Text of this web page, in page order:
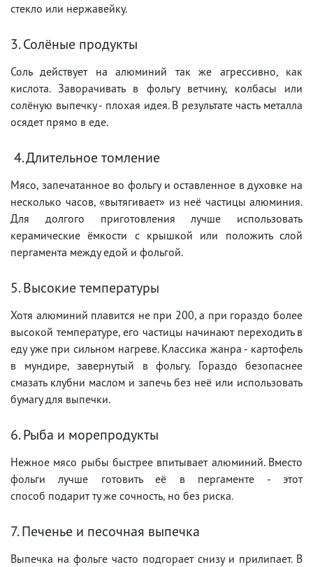
стекло или нержавейку.
3. Солёные продукты
Соль действует на алюминий так же агрессивно, как
кислота. Заворачивать в фольгу ветчину, колбасы или
солёную выпечку - плохая идея. В результате часть металла
осядет прямо в еде.
4. Длительное томление
Мясо, запечатанное во фольгу и оставленное в духовке на
несколько часов, «вытягивает» из неё частицы алюминия.
Для долгого приготовления лучше использовать
керамические ёмкости с крышкой или положить слой
пергамента между едой и фольгой.
5. Высокие температуры
Хотя алюминий плавится не при 200, а при гораздо более
высокой температуре, его частицы начинают переходить в
еду уже при сильном нагреве. Классика жанра - картофель
в мундире, завернутый в фольгу. Гораздо безопаснее
смазать клубни маслом и запечь без неё или использовать
бумагу для выпечки.
6. Рыба и морепродукты
Нежное мясо рыбы быстрее впитывает алюминий. Вместо
фольги лучше готовить её в пергаменте - этот
способ подарит ту же сочность, но без риска.
7. Печенье и песочная выпечка
Выпечка на фольге часто подгорает снизу и прилипает. В